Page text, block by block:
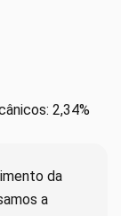
2,34%
da
a